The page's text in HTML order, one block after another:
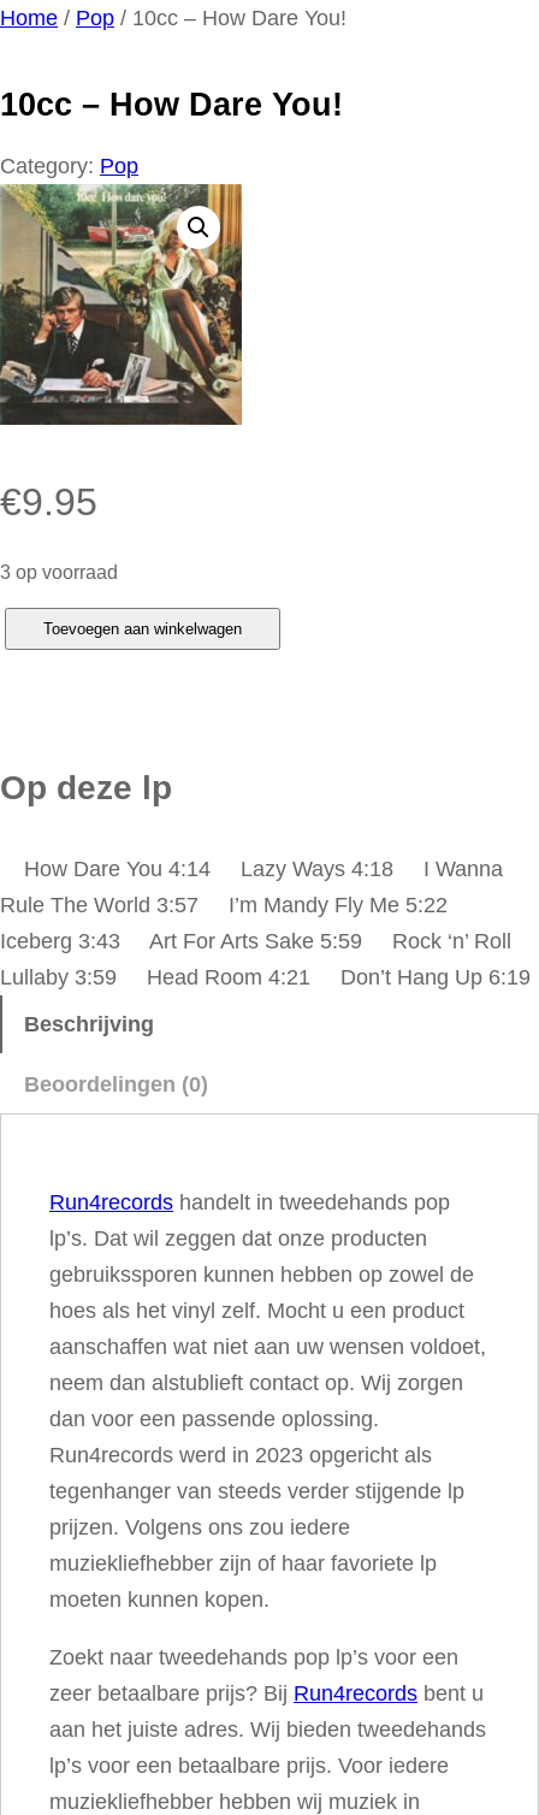
Ga
de
Home / Pop / 10cc – How Dare You!
10cc – How Dare You!
Category: Pop
€9.95
3 op voorraad
H
D
a
r
Y
Toevoegen aan winkelwagen
Op deze lp
How Dare You 4:14 Lazy Ways 4:18 I Wanna
Rule The World 3:57 I’m Mandy Fly Me 5:22
Iceberg 3:43 Art For Arts Sake 5:59 Rock ‘n’ Roll
Lullaby 3:59 Head Room 4:21 Don’t Hang Up 6:19
Beschrijving
Beoordelingen (0)
Run4records handelt in tweedehands pop
lp’s. Dat wil zeggen dat onze producten
gebruikssporen kunnen hebben op zowel de
hoes als het vinyl zelf. Mocht u een product
aanschaffen wat niet aan uw wensen voldoet,
neem dan alstublieft contact op. Wij zorgen
dan voor een passende oplossing.
Run4records werd in 2023 opgericht als
tegenhanger van steeds verder stijgende lp
prijzen. Volgens ons zou iedere
muziekliefhebber zijn of haar favoriete lp
moeten kunnen kopen.
Zoekt naar tweedehands pop lp’s voor een
zeer betaalbare prijs? Bij Run4records bent u
aan het juiste adres. Wij bieden tweedehands
lp’s voor een betaalbare prijs. Voor iedere
muziekliefhebber hebben wij muziek in